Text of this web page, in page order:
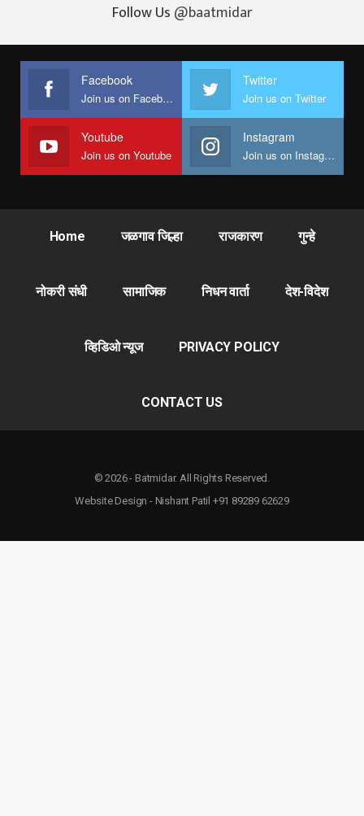
Follow Us @baatmidar
Facebook
Join us on Facebook
Twitter
Join us on Twitter
Youtube
Join us on Youtube
Instagram
Join us on Instagram
Home जळगाव जिल्हा राजकारण गुन्हे
नोकरी संधी सामाजिक निधन वार्ता देश-विदेश
व्हिडिओ न्यूज PRIVACY POLICY
CONTACT US
© 2026 - Batmidar. All Rights Reserved.
Website Design - Nishant Patil +91 89289 62629